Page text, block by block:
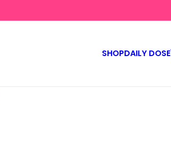
SHOPDAILY DOSE